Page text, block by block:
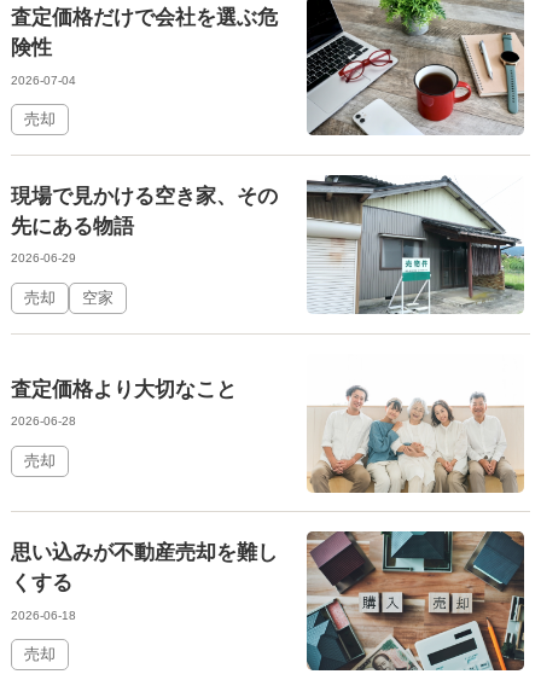
査定価格だけで会社を選ぶ危
険性
2026-07-04
売却
現場で見かける空き家、その
先にある物語
2026-06-29
売却 空家
査定価格より大切なこと
2026-06-28
売却
思い込みが不動産売却を難し
くする
2026-06-18
売却